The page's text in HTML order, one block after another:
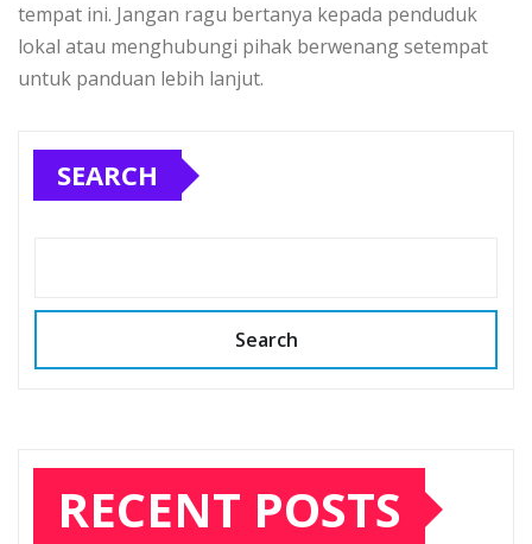
tempat ini. Jangan ragu bertanya kepada penduduk
lokal atau menghubungi pihak berwenang setempat
untuk panduan lebih lanjut.
SEARCH
Search
RECENT POSTS